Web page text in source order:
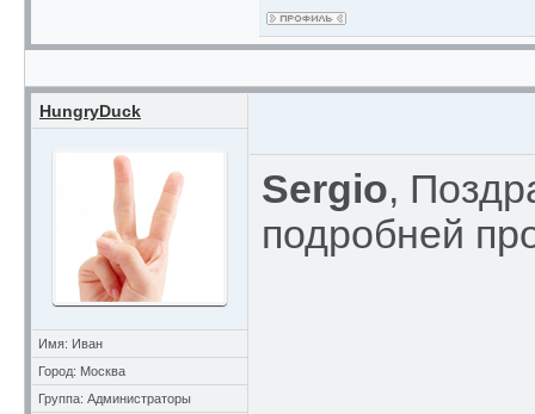
HungryDuck
Имя: Иван
Город: Москва
Группа: Администраторы
Sergio,
подробней